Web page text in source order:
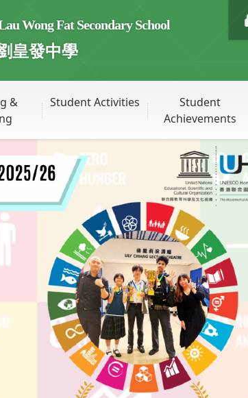
Wong Fat Secondary School
皇發中學
&
Student Activities
Student
Achievements